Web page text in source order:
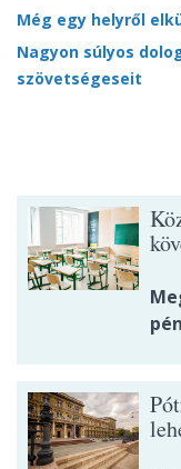
Még egy helyről
Nagyon súlyos
szövetségeseit